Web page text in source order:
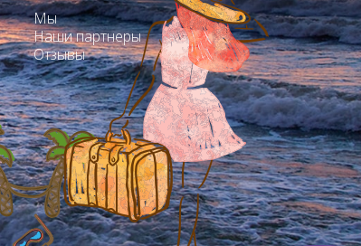
Мы
Наши партнеры
Отзывы